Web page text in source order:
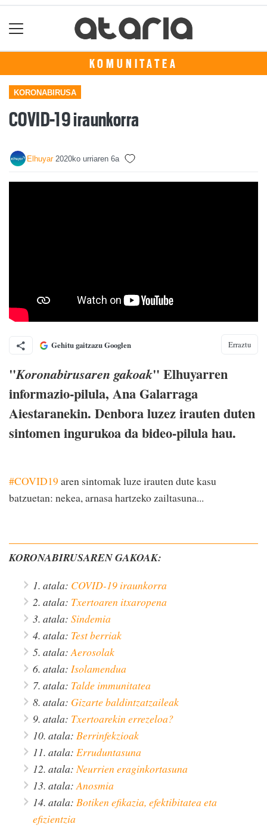
KOMUNITATEA
KORONABIRUSA
COVID-19 iraunkorra
Elhuyar 2020ko urriaren 6a
Gehitu gaitzazu Googlen Erraztu
"Koronabirusaren gakoak" Elhuyarren
informazio-pilula, Ana Galarraga
Aiestaranekin. Denbora luzez irauten duten
sintomen ingurukoa da bideo-pilula hau.
#COVID19 aren sintomak luze irauten dute kasu
batzuetan: nekea, arnasa hartzeko zailtasuna...
KORONABIRUSAREN GAKOAK:
1. atala: COVID-19 iraunkorra
2. atala: Txertoaren itxaropena
3. atala: Sindemia
4. atala: Test berriak
5. atala:Aerosolak
6. atala: Isolamendua
7. atala: Talde immunitatea
8. atala: Gizarte baldintzatzaileak
9. atala: Txertoarekin errezeloa?
10. atala: Berrinfekzioak
11. atala: Erruduntasuna
12. atala:Neurrien eraginkortasuna
13. atala:Anosmia
14. atala: Botiken efikazia, efektibitatea eta
efizientzia